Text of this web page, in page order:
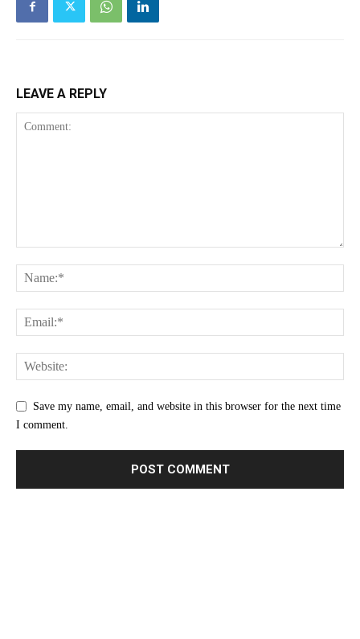
LEAVE A REPLY
Save my name, email, and website in this browser for the next time
I comment.